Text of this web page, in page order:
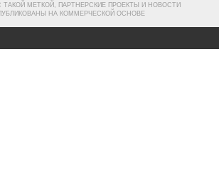
ТАКОЙ МЕТКОЙ, ПАРТНЕРСКИЕ ПРОЕКТЫ И НОВОСТИ
НА КОММЕРЧЕСКОЙ ОСНОВЕ